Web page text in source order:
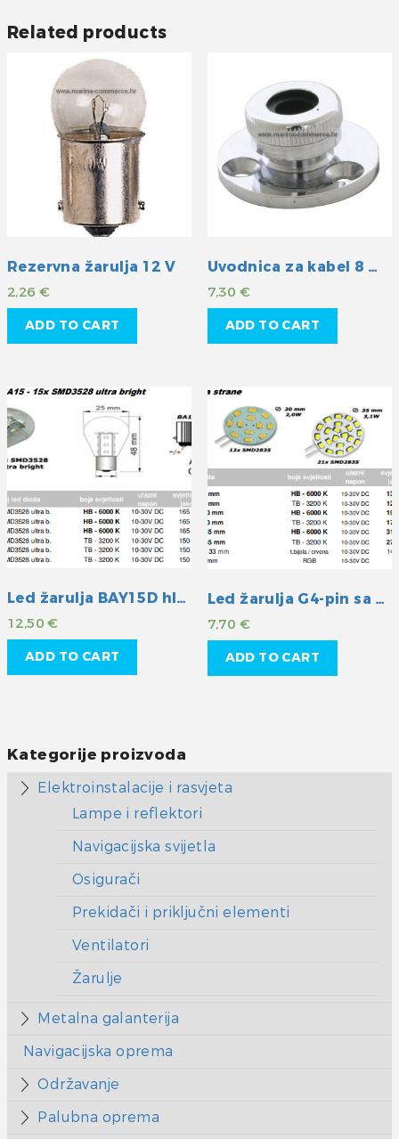
Related products
Rezervna žarulja 12 V
2,26 €
ADD TO CART
Uvodnica za kabel 8 mm
7,30 €
ADD TO CART
Led žarulja BAY15D hladna
12,50€
ADD TO CART
Led žarulja G4-pin sa strane hladna
7,70 €
ADD TO CART
Kategorije proizvoda
Elektroinstalacije i rasvjeta
Lampe i reflektori
Navigacijska svijetla
Osigurači
Prekidači i priključni elementi
Ventilatori
Žarulje
Metalna galanterija
Navigacijska oprema
Održavanje
Palubna oprema